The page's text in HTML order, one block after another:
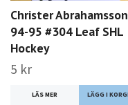
Christer Abrahamsson
94-95 #304 Leaf SHL
Hockey
5 kr
LÄS MER